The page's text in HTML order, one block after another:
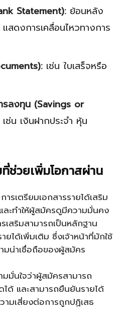
Statement): ย้อนหลัง
สดงการเคลื่อนไหวทางการ
เช่น ใบเสร็จหรือ
รลงทุน (Savings or
เช่น เงินฝากประจำ หุ้น
ที่ช่วยเพิ่มโอกาสผ่าน
รเตรียมเอกสารรายได้เสริม
ะทำให้ผู้สมัครดูมีความมั่นคง
เสริมสามารถเป็นหลักฐาน
ได้เพิ่มเติม ซึ่งเจ้าหน้าที่มักใช้
มน่าเชื่อถือของผู้สมัคร
มมั่นใจว่าผู้สมัครสามารถ
ด้ และสามารถยืนยันรายได้
ามเสี่ยงต่อการถูกปฏิเสธ